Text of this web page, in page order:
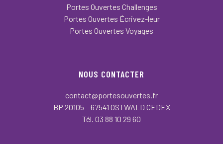
Portes Ouvertes Challenges
Portes Ouvertes Écrivez-leur
Portes Ouvertes Voyages
NOUS CONTACTER
contact@portesouvertes.fr
BP 20105 – 67541 OSTWALD CEDEX
Tél. 03 88 10 29 60